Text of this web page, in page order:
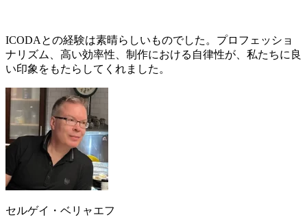
ICODAとの経験は素晴らしいものでした。プロフェッショ
ナリズム、高い効率性、制作における自律性が、私たちに良
い印象をもたらしてくれました。
セルゲイ・ベリャエフ